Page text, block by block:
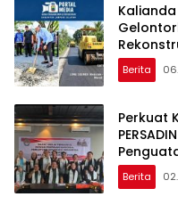
Kalianda
Berita
Perkuat
Berita